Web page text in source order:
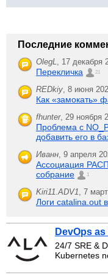
Последние
OlegL, 17 декабря
Перекличка 21
REDkiy, 8 июня
Как «замокать»
fhunter, 29 ноября
Проблема с
добавить его в
Иванн, 9 апреля
Ассоциация
собрание
1
Kiri11.ADV1, 7
Логи catalina.out
DevOps
24/7 SRE &
Kubernetes